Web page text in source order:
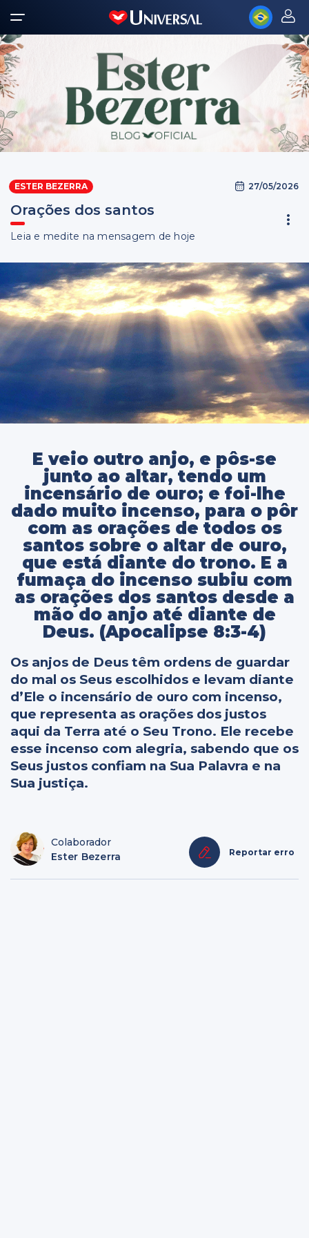
ESTER BEZERRA 27/05/2026
Orações dos santos
Leia e medite na mensagem de hoje
E veio outro anjo, e pôs-se
junto ao altar, tendo um
incensário de ouro; e foi-lhe
dado muito incenso, para o pôr
com as orações de todos os
santos sobre o altar de ouro,
que está diante do trono. E a
fumaça do incenso subiu com
as orações dos santos desde a
mão do anjo até diante de
Deus. (Apocalipse 8:3-4)
Os anjos de Deus têm ordens de guardar
do mal os Seus escolhidos e levam diante
d’Ele o incensário de ouro com incenso,
que representa as orações dos justos
aqui da Terra até o Seu Trono. Ele recebe
esse incenso com alegria, sabendo que os
Seus justos confiam na Sua Palavra e na
Sua justiça.
Colaborador
Ester Bezerra
Reportar erro